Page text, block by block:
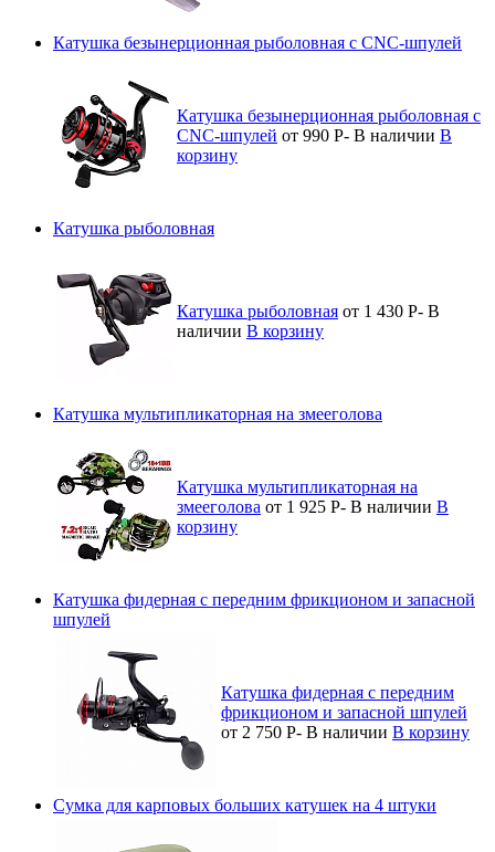
Катушка безынерционная рыболовная с CNC-шпулей
Катушка безынерционная рыболовная с
CNC-шпулей от 990 Р- В наличии В
корзину
Катушка рыболовная
Катушка рыболовная от 1 430 Р- В
наличии В корзину
Катушка мультипликаторная на змееголова
Катушка мультипликаторная на
змееголова от 1 925 Р- В наличии В
корзину
Катушка фидерная с передним фрикционом и запасной
шпулей
Катушка фидерная с передним
фрикционом и запасной шпулей
от 2 750 Р- В наличии В корзину
Сумка для карповых больших катушек на 4 штуки